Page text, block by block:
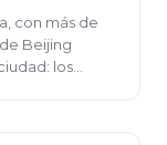
con más de
Beijing
los